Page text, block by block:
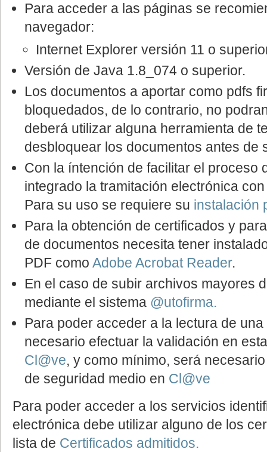
Para acceder a las páginas se
navegador:
Internet Explorer versión 11 o
Versión de Java 1.8_074 o superior.
Los documentos a aportar como pdfs
bloquedados, de lo contrario, no
deberá utilizar alguna herramienta de
desbloquear los documentos antes de
Con la íntención de facilitar el proceso
integrado la tramitación electrónica
Para su uso se requiere su instalación
Para la obtención de certificados y
de documentos necesita tener
PDF como Adobe Acrobat Reader.
En el caso de subir archivos mayores
mediante el sistema @utofirma.
Para poder acceder a la lectura de
necesario efectuar la validación en
Cl@ve, y como mínimo, será
de seguridad medio en Cl@ve
Para poder acceder a los servicios
electrónica debe utilizar alguno de los
lista de Certificados admitidos.